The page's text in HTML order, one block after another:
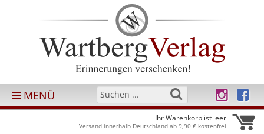
MENÜ
Ihr Warenkorb ist leer
Versand innerhalb Deutschland ab 9,90 € kostenfrei